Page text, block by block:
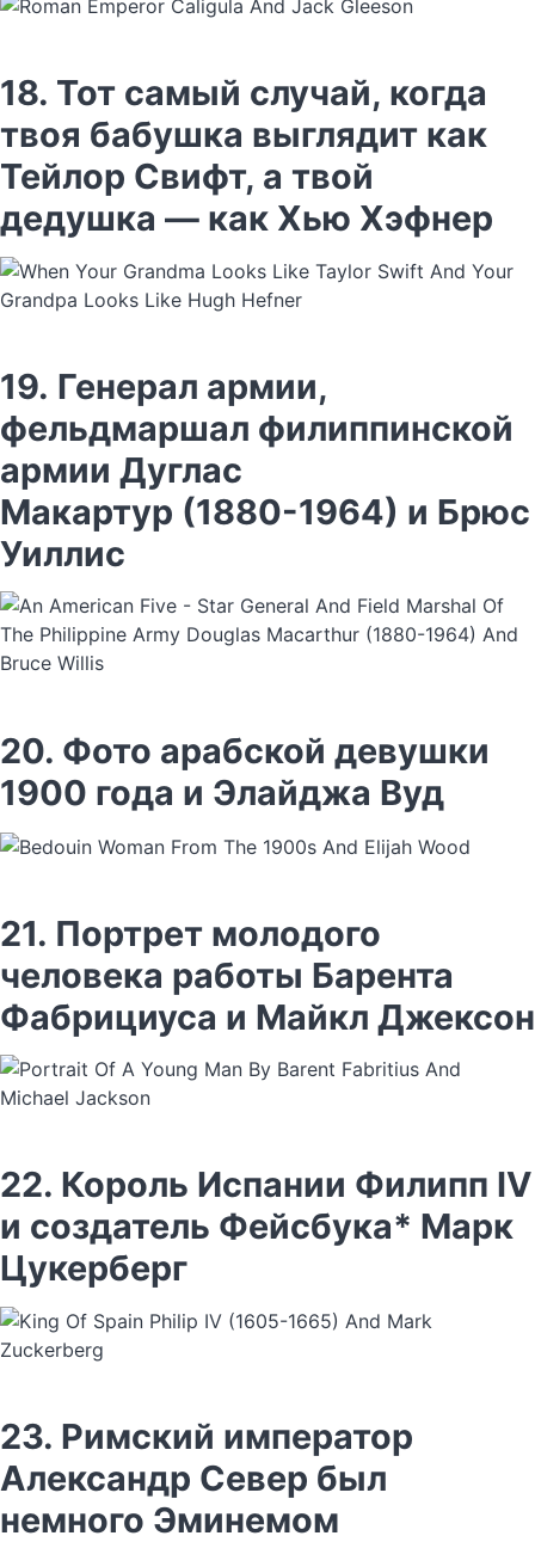
18. Тот самый случай, когда
твоя бабушка выглядит как
Тейлор Свифт, а твой
дедушка — как Хью Хэфнер
19. Генерал армии,
фельдмаршал филиппинской
армии Дуглас
Макартур (1880-1964) и Брюс
Уиллис
20. Фото арабской девушки
1900 года и Элайджа Вуд
21. Портрет молодого
человека работы Барента
Фабрициуса и Майкл Джексон
22. Король Испании Филипп IV
и создатель Фейсбука* Марк
Цукерберг
23. Римский император
Александр Север был
немного Эминемом